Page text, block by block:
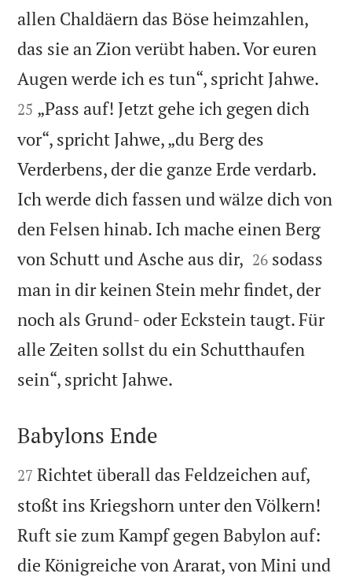
allen Chaldäern das Böse heimzahlen,
das sie an Zion verübt haben. Vor euren
Augen werde ich es tun“, spricht Jahwe.
25 „Pass auf! Jetzt gehe ich gegen dich
vor“, spricht Jahwe, „du Berg des
Verderbens, der die ganze Erde verdarb.
Ich werde dich fassen und wälze dich von
den Felsen hinab. Ich mache einen Berg
von Schutt und Asche aus dir, 

26 sodass
man in dir keinen Stein mehr findet, der
noch als Grund- oder Eckstein taugt. Für
alle Zeiten sollst du ein Schutthaufen
sein“, spricht Jahwe.

Babylons Ende

27 Richtet überall das Feldzeichen auf,
stoßt ins Kriegshorn unter den Völkern!
Ruft sie zum Kampf gegen Babylon auf:
die Königreiche von Ararat, von Mini und